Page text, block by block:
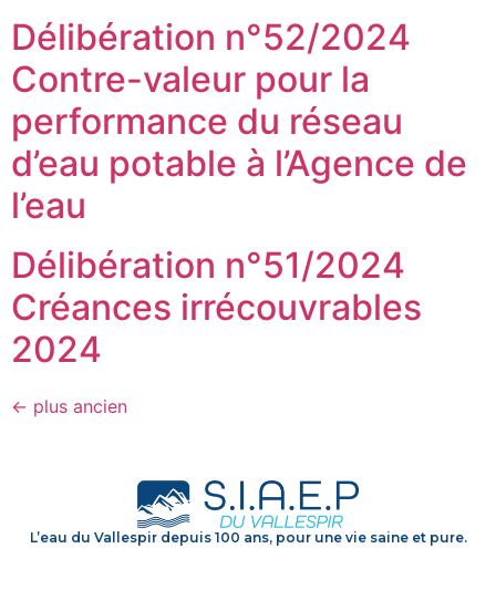
Délibération n°52/2024
Contre-valeur pour la
performance du réseau
d’eau potable à l’Agence de
l’eau
Délibération n°51/2024
Créances irrécouvrables
2024
← plus ancien
L’eau du Vallespir depuis 100 ans, pour une vie saine et pure.